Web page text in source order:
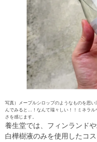
写真）メープルシロップのようなものを思
んでみると…！なんて瑞々しい！！ミネラ
さを感じます。
養生堂では、フィンランド
白樺樹液のみを使用したコ